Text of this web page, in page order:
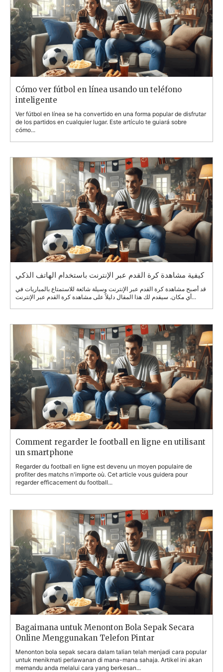
Cómo ver fútbol en línea usando un teléfono
inteligente
Ver fútbol en línea se ha convertido en una forma popular de disfrutar
de los partidos en cualquier lugar. Este artículo te guiará sobre
cómo...
كيفية مشاهدة كرة القدم عبر الإنترنت باستخدام الهاتف الذكي
قد أصبح مشاهدة كرة القدم عبر الإنترنت وسيلة شائعة للاستمتاع بالمباريات في
أي مكان. سيقدم لك هذا المقال دليلاً على مشاهدة كرة القدم عبر الإنترنت...
Comment regarder le football en ligne en utilisant
un smartphone
Regarder du football en ligne est devenu un moyen populaire de
profiter des matchs n'importe où. Cet article vous guidera pour
regarder efficacement du football...
Bagaimana untuk Menonton Bola Sepak Secara
Online Menggunakan Telefon Pintar
Menonton bola sepak secara dalam talian telah menjadi cara popular
untuk menikmati perlawanan di mana-mana sahaja. Artikel ini akan
memandu anda melalui cara yang berkesan...